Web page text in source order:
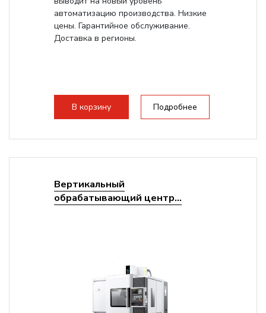
автоматизацию производства. Низкие
цены. Гарантийное обслуживание.
Доставка в регионы.
В корзину Подробнее
Вертикальный
обрабатывающий центр...